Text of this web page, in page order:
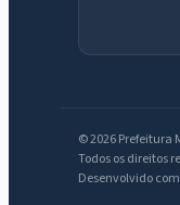
© 2026 Prefeitura
Todos os direitos
Desenvolvido